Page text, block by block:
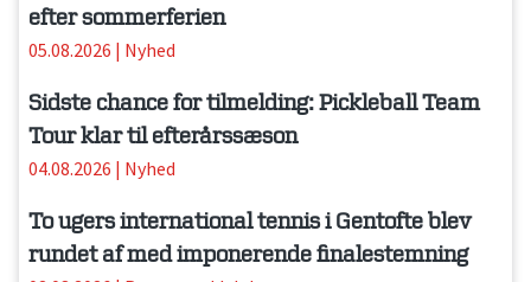
efter sommerferien
05.08.2026 | Nyhed
Sidste chance for tilmelding: Pickleball Team
Tour klar til efterårssæson
04.08.2026 | Nyhed
To ugers international tennis i Gentofte blev
rundet af med imponerende finalestemning